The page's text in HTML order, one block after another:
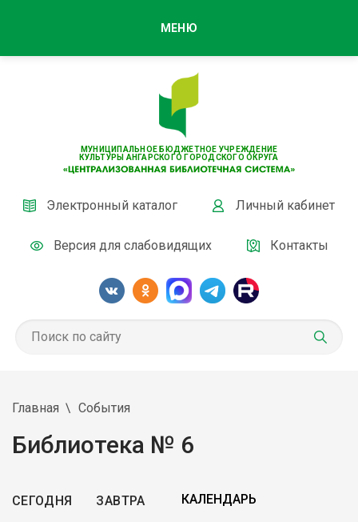
МУНИЦИПАЛЬНОЕ БЮДЖЕТНОЕ УЧРЕЖДЕНИЕ
КУЛЬТУРЫ АНГАРСКОГО ГОРОДСКОГО ОКРУГА
Электронный каталог Личный кабинет
Версия для слабовидящих Контакты
МЕНЮ
Главная События
Библиотека № 6
СЕГОДНЯ ЗАВТРА